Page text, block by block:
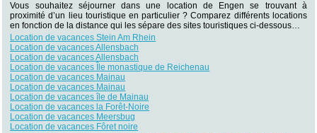
Vous souhaitez séjourner dans une location de Engen se trouvant à
proximité d’un lieu touristique en particulier ? Comparez différents locations
en fonction de la distance qui les sépare des sites touristiques ci-dessous…
Location de vacances Stein Am Rhein
Location de vacances Allensbach
Location de vacances Allensbach
Location de vacances Île monastique de Reichenau
Location de vacances Mainau
Location de vacances Mainau
Location de vacances île de Mainau
Location de vacances la Forêt-Noire
Location de vacances Meersbug
Location de vacances Fôret noire